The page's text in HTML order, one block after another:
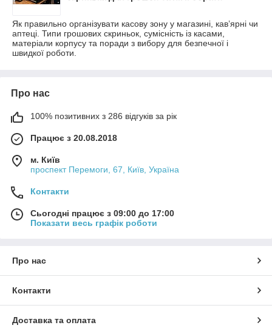
Як правильно організувати касову зону у магазині, кав’ярні чи
аптеці. Типи грошових скриньок, сумісність із касами,
матеріали корпусу та поради з вибору для безпечної і
швидкої роботи.
Про нас
100% позитивних з 286 відгуків за рік
Працює з 20.08.2018
м. Київ
проспект Перемоги, 67, Київ, Україна
Контакти
Сьогодні працює з 09:00 до 17:00
Показати весь графік роботи
Про нас
Контакти
Доставка та оплата